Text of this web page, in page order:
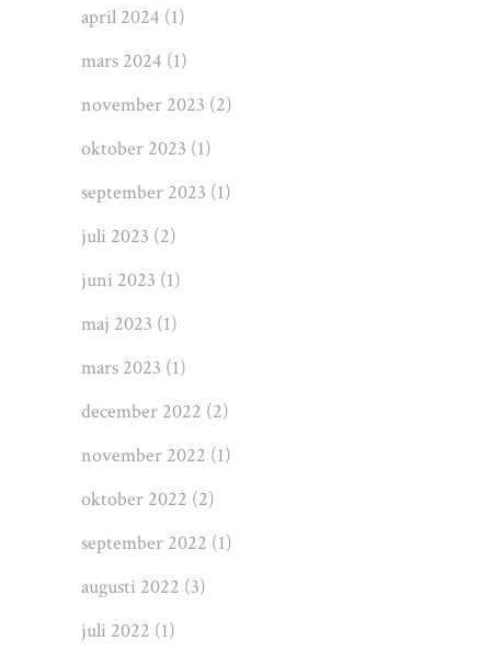
april 2024 (1)
mars 2024 (1)
november 2023 (2)
oktober 2023 (1)
september 2023 (1)
juli 2023 (2)
juni 2023 (1)
maj 2023 (1)
mars 2023 (1)
december 2022 (2)
november 2022 (1)
oktober 2022 (2)
september 2022 (1)
augusti 2022 (3)
juli 2022 (1)